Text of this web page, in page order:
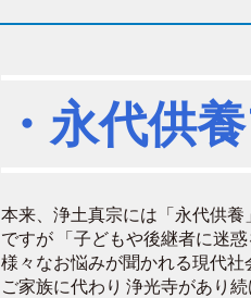
・永代供
本来、浄土真宗には「永代供養
ですが 「子どもや後継者に迷
様々なお悩みが聞かれる現代社
ご家族に代わり 浄光寺があり